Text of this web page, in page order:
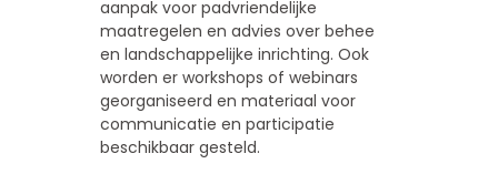
aanpak voor padvriendelijke
maatregelen en advies over behee
en landschappelijke inrichting. Ook
worden er workshops of webinars
georganiseerd en materiaal voor
communicatie en participatie
beschikbaar gesteld.